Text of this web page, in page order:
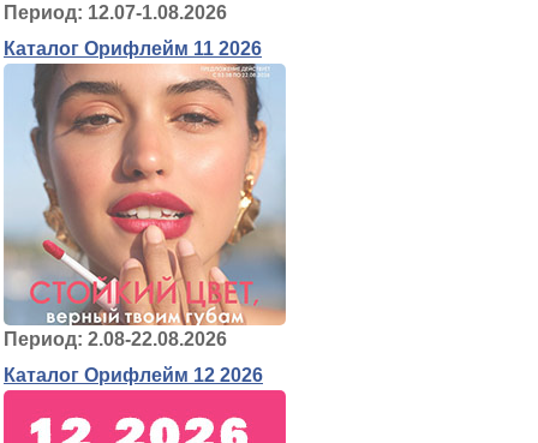
Период: 12.07-1.08.2026
Каталог Орифлейм 11 2026
Период: 2.08-22.08.2026
Каталог Орифлейм 12 2026